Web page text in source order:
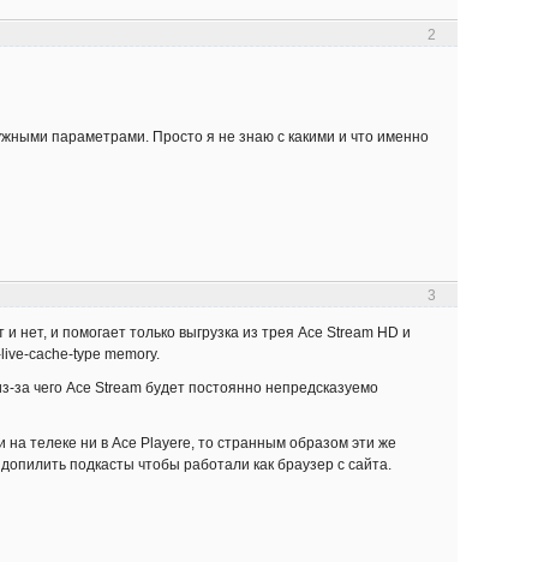
2
параметрами. Просто я не знаю с какими и что именно
3
нет, и помогает только выгрузка из трея Ace Stream HD и
cache-type memory.
чего Ace Stream будет постоянно непредсказуемо
на телеке ни в Ace Playere, то странным образом эти же
подкасты чтобы работали как браузер с сайта.